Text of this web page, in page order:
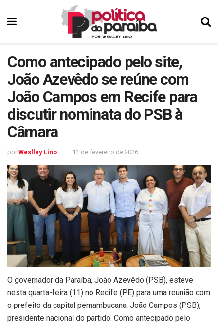
Como antecipado pelo site,
João Azevêdo se reúne com
João Campos em Recife para
discutir nominata do PSB à
Câmara
por Weslley Lino 11 de fevereiro de 2026
O governador da Paraíba, João Azevêdo (PSB), esteve
nesta quarta-feira (11) no Recife (PE) para uma reunião com
o prefeito da capital pernambucana, João Campos (PSB),
presidente nacional do partido. Como antecipado pelo